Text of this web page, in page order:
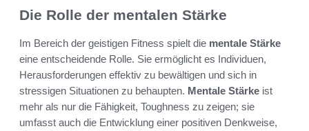
Die Rolle der mentalen Stärke
Im Bereich der geistigen Fitness spielt die mentale Stärke
eine entscheidende Rolle. Sie ermöglicht es Individuen,
Herausforderungen effektiv zu bewältigen und sich in
stressigen Situationen zu behaupten. Mentale Stärke ist
mehr als nur die Fähigkeit, Toughness zu zeigen; sie
umfasst auch die Entwicklung einer positiven Denkweise,